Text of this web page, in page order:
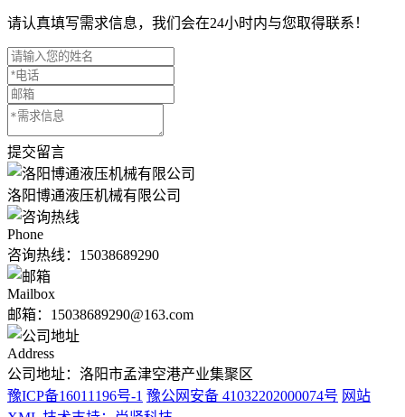
请认真填写需求信息，我们会在24小时内与您取得联系！
提交留言
洛阳博通液压机械有限公司
Phone
咨询热线： 15038689290
Mailbox
邮箱：15038689290@163.com
Address
公司地址：洛阳市孟津空港产业集聚区
豫ICP备16011196号-1 豫公网安备 41032202000074号 网站